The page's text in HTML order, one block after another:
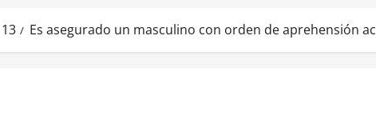
13 Es asegurado un masculino con orden de aprehensión